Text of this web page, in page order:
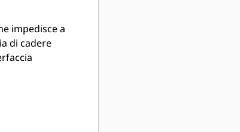
impedisce a
di cadere